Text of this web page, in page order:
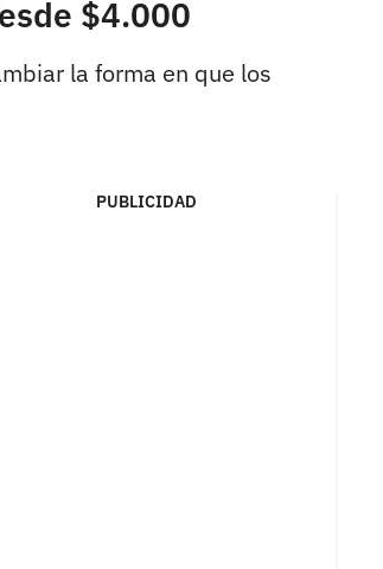
$4.000
la forma en que los
PUBLICIDAD